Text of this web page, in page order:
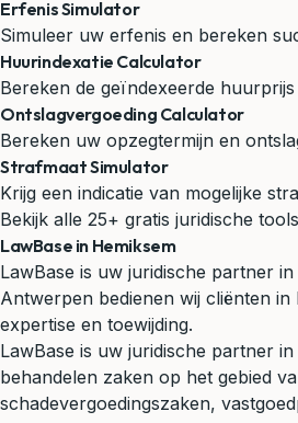
Erfenis Simulator
Simuleer uw erfenis en bereken
Huurindexatie Calculator
Bereken de geïndexeerde
Ontslagvergoeding Calculator
Bereken uw opzegtermijn en
Strafmaat Simulator
Krijg een indicatie van mogelijke
Bekijk alle 25+ gratis juridische tools
LawBase in Hemiksem
LawBase is uw juridische partner
Antwerpen bedienen wij cliënten
expertise en toewijding.
LawBase is uw juridische partner in
behandelen zaken op het gebied
schadevergoedingszaken,